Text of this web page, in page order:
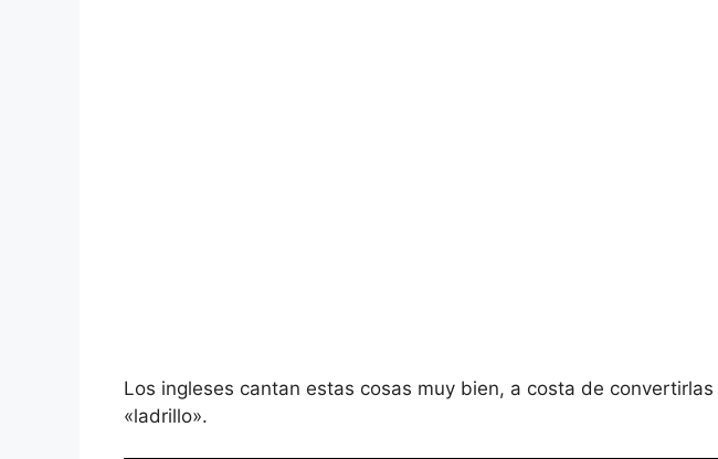
Los ingleses cantan estas cosas muy bien, a costa de
«ladrillo».